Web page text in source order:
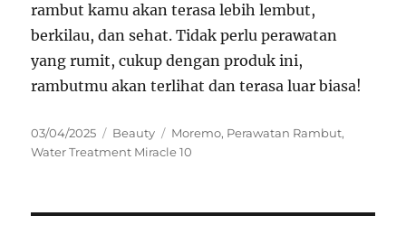
rambut kamu akan terasa lebih lembut,
berkilau, dan sehat. Tidak perlu perawatan
yang rumit, cukup dengan produk ini,
rambutmu akan terlihat dan terasa luar biasa!
Posted
on
03/04/2025 Categories
Beauty Tags
Moremo, Perawatan Rambut,
Water Treatment Miracle 10